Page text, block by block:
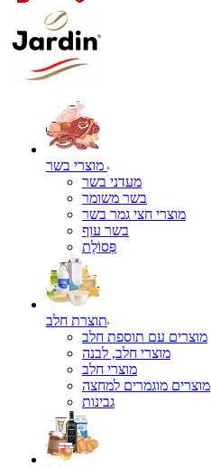
מעדני בשר
בשר משומר
מוצרי חצי גמר בשר
בשר עוף
פְּסוֹלֶת
תוצרת חלב
מוצרים עם תוספת חלב
מוצרי חלב, לבנה
מוצרי חלב
מוצרים מוגמרים למחצה
גבינות